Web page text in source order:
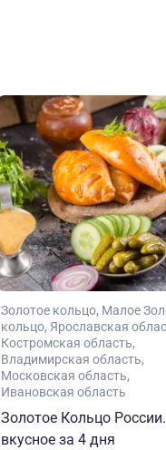
Золотое кольцо Малое
кольцо Ярославская
Костромская область
Владимирская область
Московская область
Ивановская область
Золотое Кольцо
вкусное за 4 дня